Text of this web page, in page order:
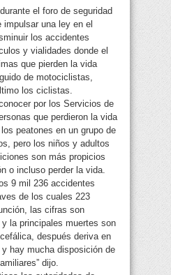
el foro de seguridad
una ley en el
los accidentes
y vialidades donde el
que pierden la vida
de motociclistas,
los ciclistas.
por los Servicios de
que perdieron la vida
peatones en un grupo de
pero los niños y adultos
son más propicios
o incluso perder la vida.
9 mil 236 accidentes
de los cuales 223
las cifras son
la principales muertes son
después deriva en
hay mucha disposición de
dijo.